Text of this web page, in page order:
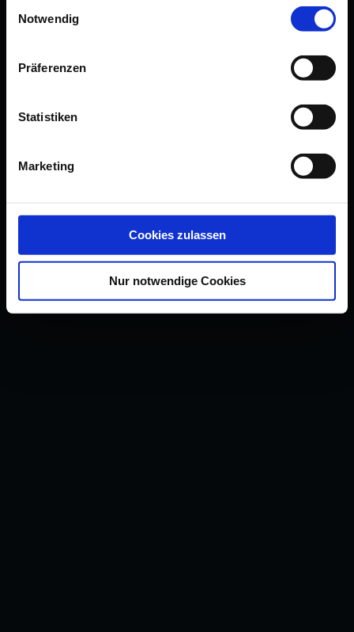
Notwendig
Präferenzen
Statistiken
Marketing
Cookies zulassen
Nur notwendige Cookies